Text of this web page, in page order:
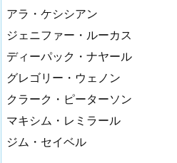
アラ・ケシシアン
ジェニファー・ルーカス
ディーパック・ナヤール
グレゴリー・ウェノン
クラーク・ピーターソン
マキシム・レミラール
ジム・セイベル